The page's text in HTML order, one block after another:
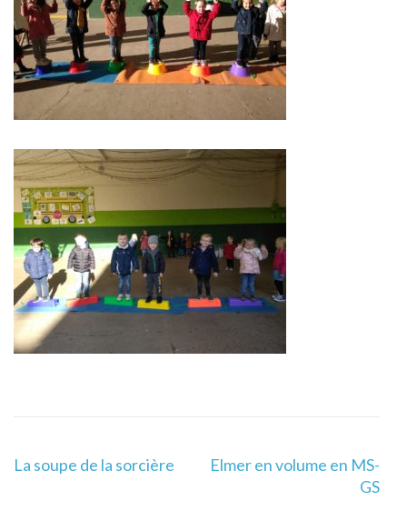
Navigation
La soupe de la sorcière
Elmer en volume en MS-
GS